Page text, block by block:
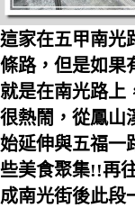
這家在五甲南光
條路，但是如果
就是在南光路上
很熱鬧，從鳳山
始延伸與五福一
些美食聚集!!再
成南光街後此段